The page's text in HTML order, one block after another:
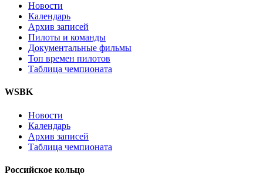
Новости
Календарь
Архив записей
Пилоты и команды
Документальные фильмы
Топ времен пилотов
Таблица чемпионата
WSBK
Новости
Календарь
Архив записей
Таблица чемпионата
Российское кольцо